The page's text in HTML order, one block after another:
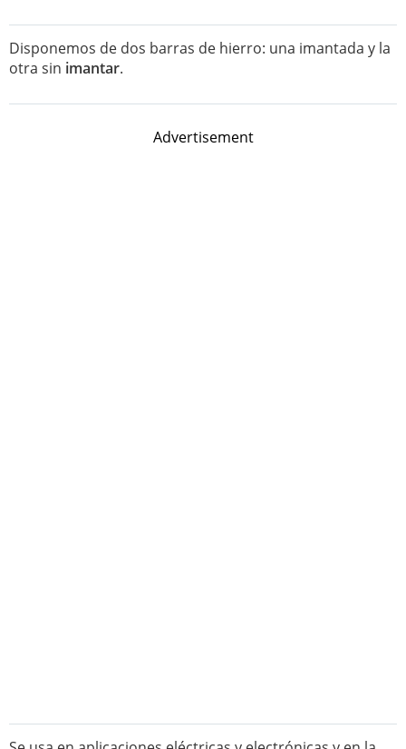
Disponemos de dos barras de hierro: una imantada y la
otra sin imantar.
Advertisement